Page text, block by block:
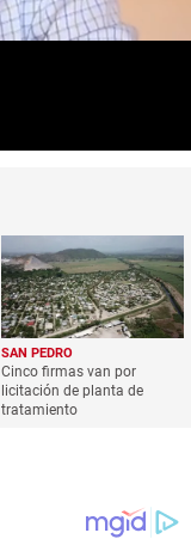
SAN PEDRO
Cinco firmas van por
licitación de planta de
tratamiento